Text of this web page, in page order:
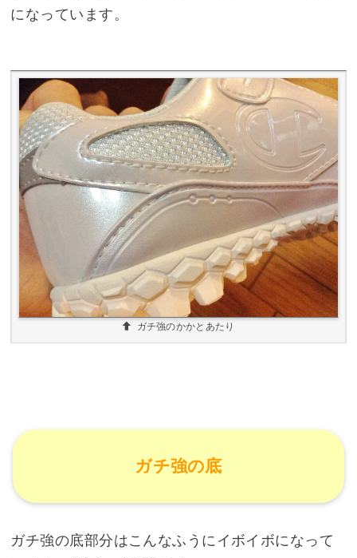
になっています。
ガチ強のかかとあたり
ガチ強の底
ガチ強の底部分はこんなふうにイボイボになって